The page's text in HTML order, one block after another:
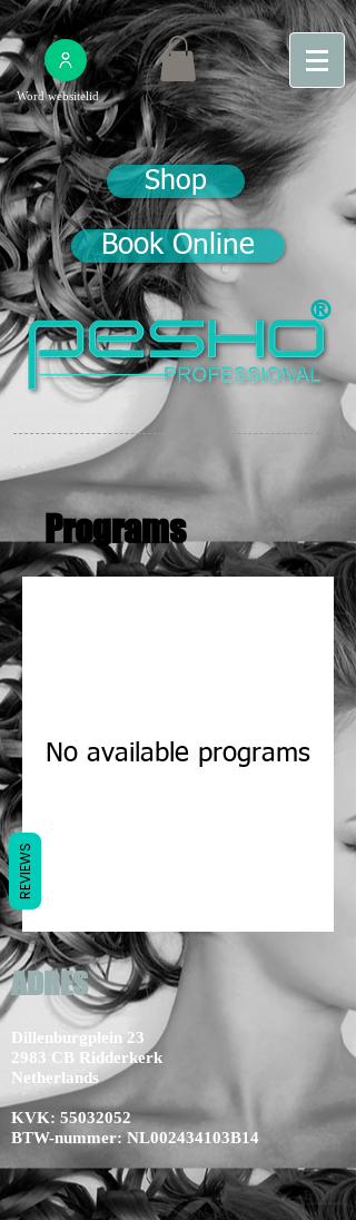
Word websitelid
Shop
Book Online
®
Programs
No available programs
ADRES
Dillenburgplein 23
2983 CB Ridderkerk
Netherlands
KVK: 55032052
BTW-nummer: NL002434103B14
REVIEWS